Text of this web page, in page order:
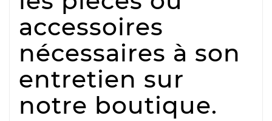
accessoires
nécessaires à son
entretien sur
notre boutique.